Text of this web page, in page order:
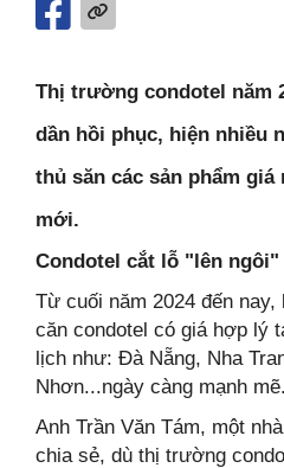
Thị trường condotel năm
dần hồi phục, hiện nhiều
thủ săn các sản phẩm
mới.
Condotel cắt lỗ "lên ngôi"
Từ cuối năm 2024 đến
căn condotel có giá hợp lý
lịch như: Đà Nẵng, Nha
Nhơn...ngày càng mạnh mẽ.
Anh Trần Văn Tám, một
chia sẻ, dù thị trường